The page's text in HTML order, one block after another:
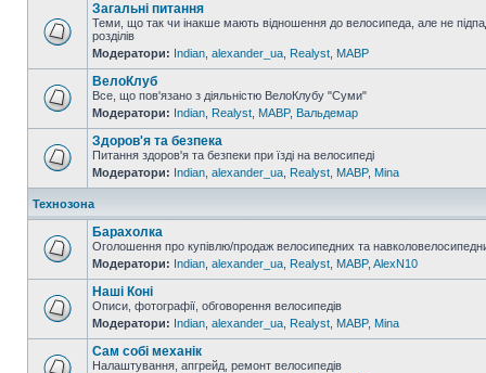
Загальні питання
Теми, що так чи інакше мають відношення до велосипеда, але не
розділів
Модератори: Indian alexander_ua Realyst MABP
ВелоКлуб
Все, що пов'язано з діяльністю ВелоКлубу "Суми"
Модератори: Indian Realyst MABP, Вальдемар
Здоров'я та безпека
Питання здоров'я та безпеки при їзді на велосипеді
Модератори: Indian alexander_ua Realyst MABP, Mina
Технозона
Барахолка
Оголошення про купівлю/продаж велосипедних та
Модератори: Indian alexander_ua Realyst MABP, AlexN10
Наші Коні
Описи, фотографії, обговорення велосипедів
Модератори: Indian alexander_ua Realyst MABP, Mina
Сам собі механік
Налаштування, апгрейд, ремонт велосипедів